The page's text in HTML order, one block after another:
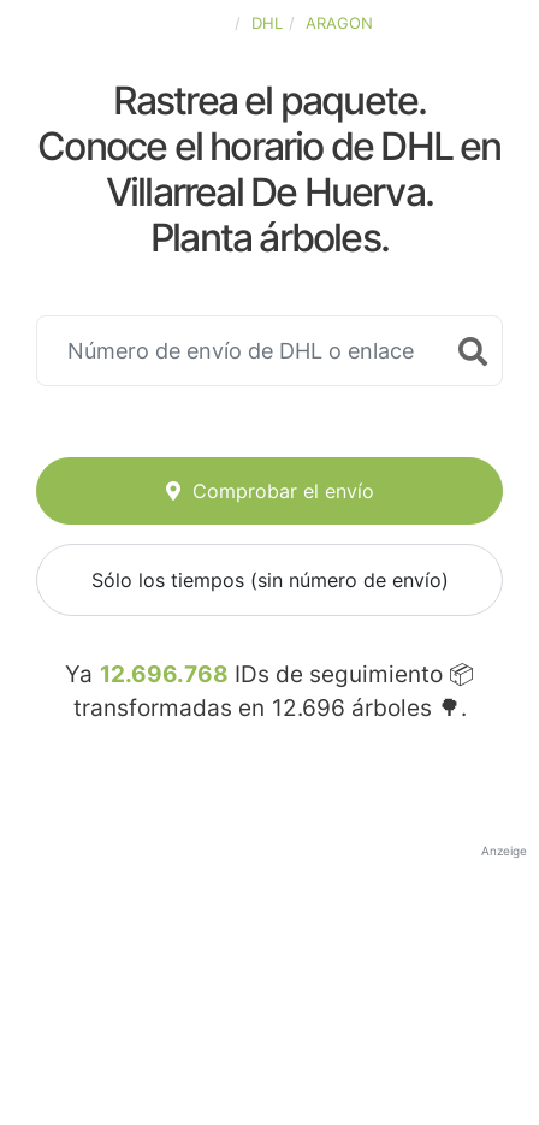
DHL ARAGON
Rastrea el paquete.
Conoce el horario de DHL en
Villarreal De Huerva.
Planta árboles.
Comprobar el envío
Sólo los tiempos (sin número de envío)
Ya 12.696.768 IDs de seguimiento 📦
transformadas en 12.696 árboles 🌳.
Anzeige